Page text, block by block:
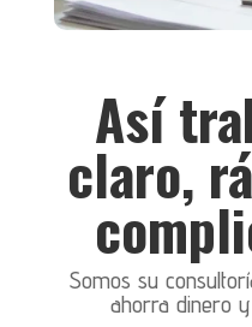
Así
claro,
Somos su
ahorra dinero